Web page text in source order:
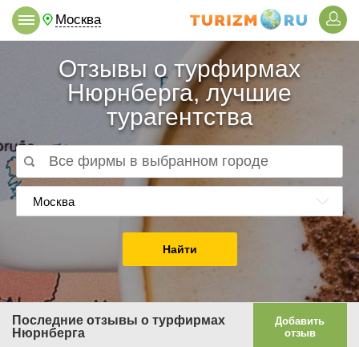
Москва
Отзывы о турфирмах
Нюрнберга, лучшие
турагентства
Москва
Найти
Последние отзывы о турфирмах
Нюрнберга
Добавить
отзыв